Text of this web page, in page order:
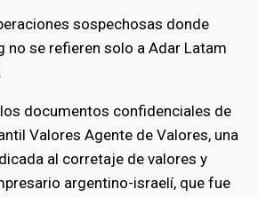
sospechosas donde
no se refieren solo a Adar Latam
documentos confidenciales de
Valores Agente de Valores, una
al corretaje de valores y
argentino-israelí, que fue